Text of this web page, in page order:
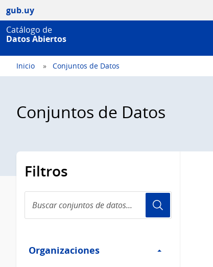
gub.uy
Catálogo de
Datos Abiertos
Inicio Conjuntos de Datos
Conjuntos de Datos
Filtros
conjuntos
de
Organizaciones
Organizaciones